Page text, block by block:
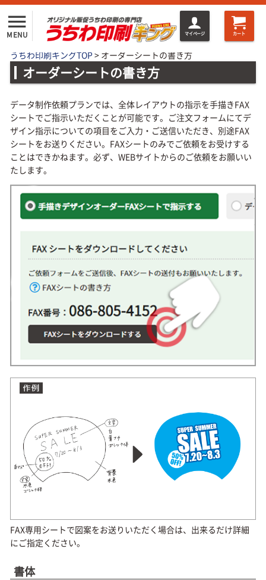
menu
MENU マイページ カート
うちわ印刷キングTOP > オーダーシートの書き方
オーダーシートの書き方
データ制作依頼プランでは、全体レイアウトの指示を手描きFAX
シートでご指示いただくことが可能です。ご注文フォームにてデ
ザイン指示についての項目をご入力・ご送信いただき、別途FAX
シートをお送りください。FAXシートのみでご依頼をお受けする
ことはできかねます。必ず、WEBサイトからのご依頼をお願いい
たします。
FAX専用シートで図案をお送りいただく場合は、出来るだけ詳細
にご指定ください。
書体